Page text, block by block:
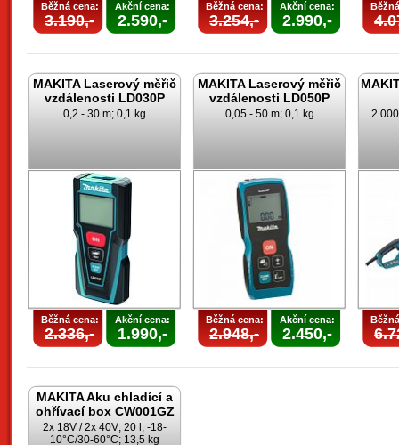
Běžná cena:
3.190,-
Akční cena:
2.590,-
Běžná cena:
3.254,-
Akční cena:
2.990,-
MAKITA Laserový měřič
vzdálenosti LD030P
0,2 - 30 m; 0,1 kg
Běžná cena:
2.336,-
Akční cena:
1.990,-
MAKITA Laserový měřič
vzdálenosti LD050P
0,05 - 50 m; 0,1 kg
Běžná cena:
2.948,-
Akční cena:
2.450,-
MAKITA Aku chladící a
ohřívací box CW001GZ
2x 18V / 2x 40V; 20 l; -18-
10°C/30-60°C; 13,5 kg